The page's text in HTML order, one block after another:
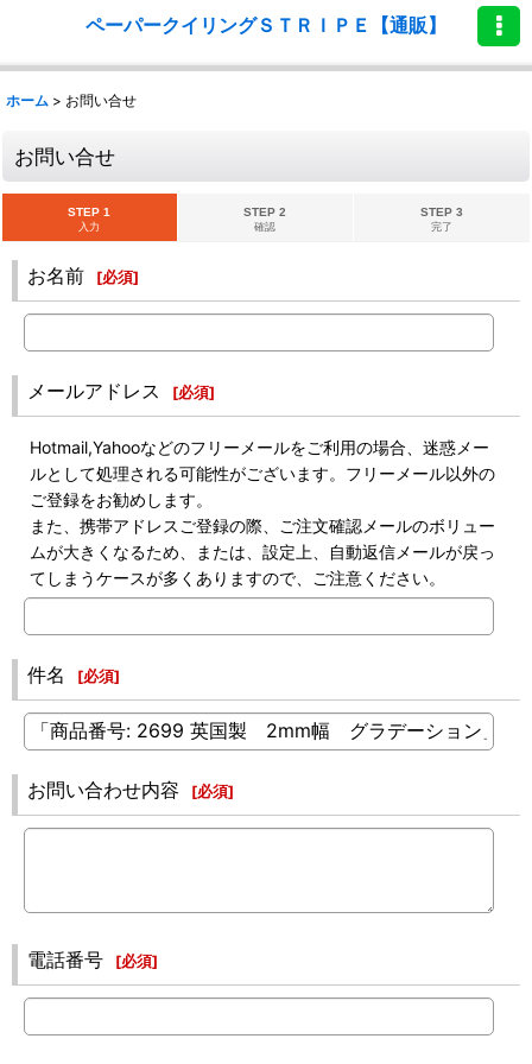
ペーパークイリングＳＴＲＩＰＥ【通販】
ホーム > お問い合せ
お問い合せ
STEP 1
入力
STEP 2
確認
STEP 3
完了
お名前 [必須]
メールアドレス [必須]
Hotmail,Yahooなどのフリーメールをご利用の場合、迷惑メー
ルとして処理される可能性がございます。フリーメール以外の
ご登録をお勧めします。
また、携帯アドレスご登録の際、ご注文確認メールのボリュー
ムが大きくなるため、または、設定上、自動返信メールが戻っ
てしまうケースが多くありますので、ご注意ください。
件名 [必須]
お問い合わせ内容 [必須]
電話番号 [必須]